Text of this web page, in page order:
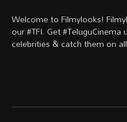
Welcome to Filmylooks!
our #TFI. Get
celebrities & catch them on